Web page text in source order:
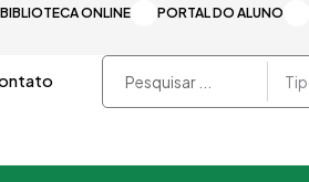
PORTAL DO ALUNO
BIBLIOTECA ONLINE
Pesquisar
...